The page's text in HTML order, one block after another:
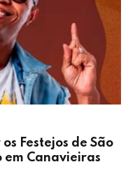
Festejos de São
em Canavieiras